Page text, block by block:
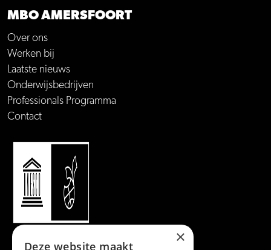
MBO AMERSFOORT
Over ons
Werken bij
Laatste nieuws
Onderwijsbedrijven
Professionals Programma
Contact
×
Deze website maakt